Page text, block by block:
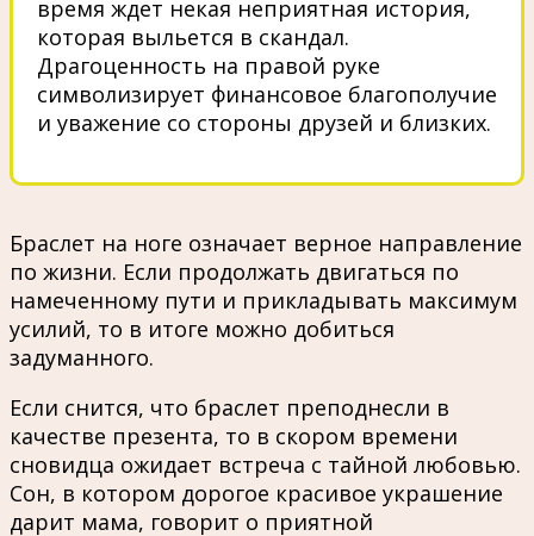
время ждет некая неприятная история,
которая выльется в скандал.
Драгоценность на правой руке
символизирует финансовое благополучие
и уважение со стороны друзей и близких.
Браслет на ноге означает верное направление
по жизни. Если продолжать двигаться по
намеченному пути и прикладывать максимум
усилий, то в итоге можно добиться
задуманного.
Если снится, что браслет преподнесли в
качестве презента, то в скором времени
сновидца ожидает встреча с тайной любовью.
Сон, в котором дорогое красивое украшение
дарит мама, говорит о приятной